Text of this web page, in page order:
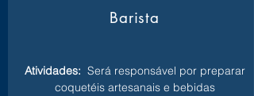
Barista
Atividades: Será responsável por preparar
coquetéis artesanais e bebidas